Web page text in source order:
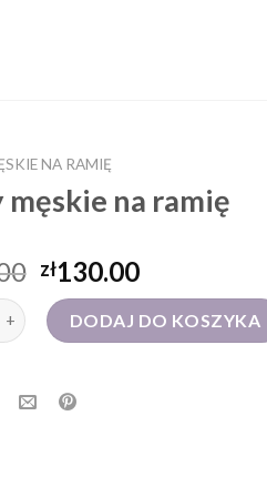
NA RAMIĘ
na ramię
zł130.00
na ramię
DODAJ DO KOSZYKA